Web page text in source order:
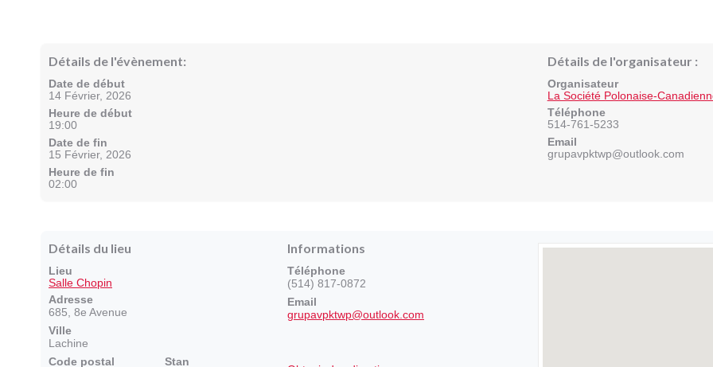
Détails de l'évènement:
Date de début
14 Février, 2026
Heure de début
19:00
Date de fin
15 Février, 2026
Heure de fin
02:00
Détails de l'organisateur :
Organisateur
La Société Polonaise-
Téléphone
514-761-5233
Email
grupavpktwp@outlook.com
Détails du lieu
Lieu
Salle Chopin
Adresse
685, 8e Avenue
Ville
Lachine
Code postal
Stan
Informations
Téléphone
(514) 817-0872
Email
grupavpktwp@outlook.com